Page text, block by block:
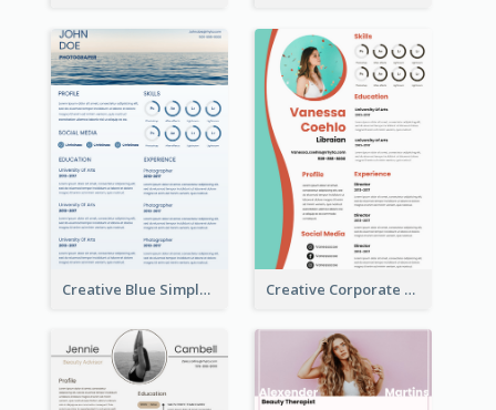
Creative Blue Simple Resume Creative Corporate Teal Resume